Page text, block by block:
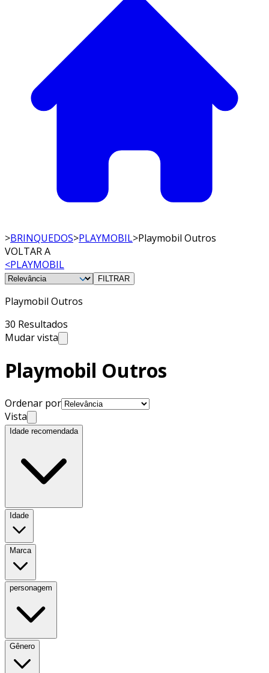
>BRINQUEDOS>PLAYMOBIL>Playmobil Outros
VOLTAR A
<PLAYMOBIL
FILTRAR
Playmobil Outros
30 Resultados
Mudar vista
Playmobil Outros
Ordenar por
Vista
Idade recomendada
Idade
Marca
personagem
Gênero